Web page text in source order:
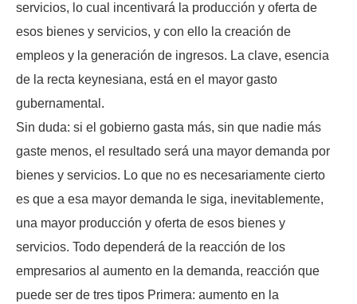
servicios, lo cual incentivará la producción y oferta de
esos bienes y servicios, y con ello la creación de
empleos y la generación de ingresos. La clave, esencia
de la recta keynesiana, está en el mayor gasto
gubernamental.
Sin duda: si el gobierno gasta más, sin que nadie más
gaste menos, el resultado será una mayor demanda por
bienes y servicios. Lo que no es necesariamente cierto
es que a esa mayor demanda le siga, inevitablemente,
una mayor producción y oferta de esos bienes y
servicios. Todo dependerá de la reacción de los
empresarios al aumento en la demanda, reacción que
puede ser de tres tipos Primera: aumento en la